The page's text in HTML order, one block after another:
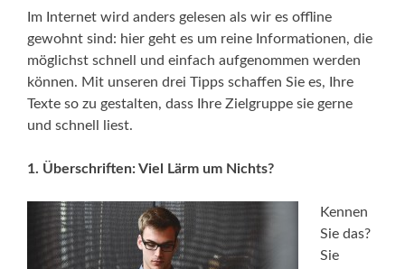
Im Internet wird anders gelesen als wir es offline
gewohnt sind: hier geht es um reine Informationen, die
möglichst schnell und einfach aufgenommen werden
können. Mit unseren drei Tipps schaffen Sie es, Ihre
Texte so zu gestalten, dass Ihre Zielgruppe sie gerne
und schnell liest.
1. Überschriften: Viel Lärm um Nichts?
Kennen
Sie das?
Sie